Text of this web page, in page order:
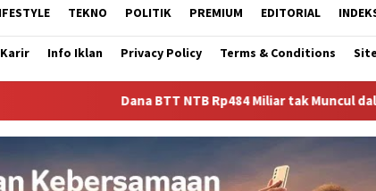
TEKNO POLITIK PREMIUM EDITORIAL
Karir Info Iklan Privacy Policy Terms & Conditions
Dana BTT NTB Rp484 Miliar tak Muncul dalam LHP BPK,